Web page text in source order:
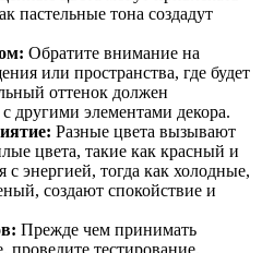
пастельные тона создадут
Обратите внимание на
или пространства, где будет
оттенок должен
другими элементами декора.
Разные цвета вызывают
цвета, такие как красный и
энергией, тогда как холодные,
создают спокойствие и
Прежде чем принимать
проведите тестирование.